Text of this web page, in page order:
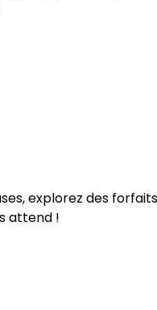
explorez des
attend !